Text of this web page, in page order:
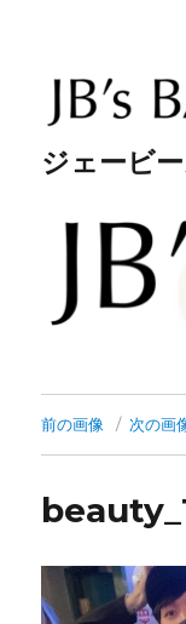
ジェービ
前の画像 次の画